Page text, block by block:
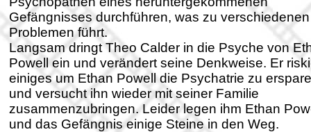
Gefängnisses durchführen, was zu verschiedenen
Problemen führt.
Langsam dringt Theo Calder in die Psyche von
Powell ein und verändert seine Denkweise. Er
einiges um Ethan Powell die Psychatrie zu
und versucht ihn wieder mit seiner Familie
zusammenzubringen. Leider legen ihm Ethan
und das Gefängnis einige Steine in den Weg.